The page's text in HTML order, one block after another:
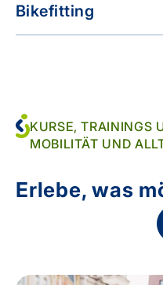
Bikefitting
KURSE, TRAININGS
MOBILITÄT UND
Erlebe, was